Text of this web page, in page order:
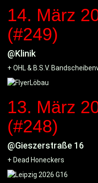
14. März
(#249)
@Klinik
+ OHL & B.S.V.
13. März
(#248)
@Gieszerstraße 16
+ Dead Honeckers